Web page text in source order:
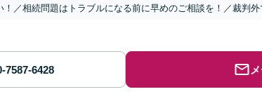
！／相続問題はトラブルになる前に早めのご相談を！／裁判